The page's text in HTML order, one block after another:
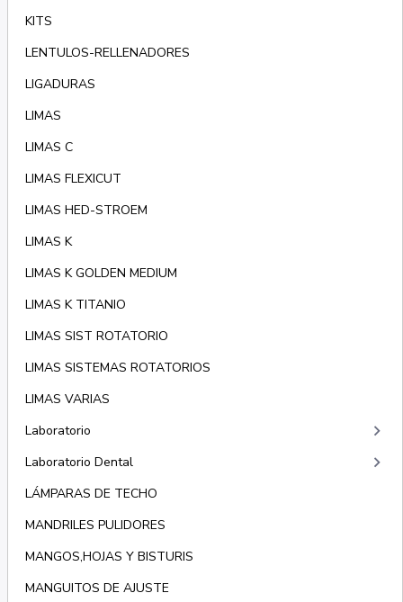
KITS
LENTULOS-RELLENADORES
LIGADURAS
LIMAS
LIMAS C
LIMAS FLEXICUT
LIMAS HED-STROEM
LIMAS K
LIMAS K GOLDEN MEDIUM
LIMAS K TITANIO
LIMAS SIST ROTATORIO
LIMAS SISTEMAS ROTATORIOS
LIMAS VARIAS
Laboratorio
keyboard_arrow_right
Laboratorio Dental keyboard_arrow_right
LÁMPARAS DE TECHO
MANDRILES PULIDORES
MANGOS,HOJAS Y BISTURIS
MANGUITOS DE AJUSTE